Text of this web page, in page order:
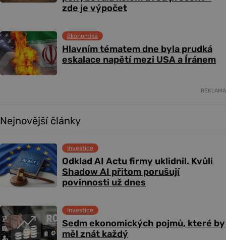
zde je výpočet
Hlavním tématem dne byla prudká
eskalace napětí mezi USA a Íránem
Ekonomika
REKLAMA
Nejnovější články
Odklad AI Actu firmy uklidnil. Kvůli
Shadow AI přitom porušují
povinnosti už dnes
Investice
Sedm ekonomických pojmů, které by
měl znát každý
Investice